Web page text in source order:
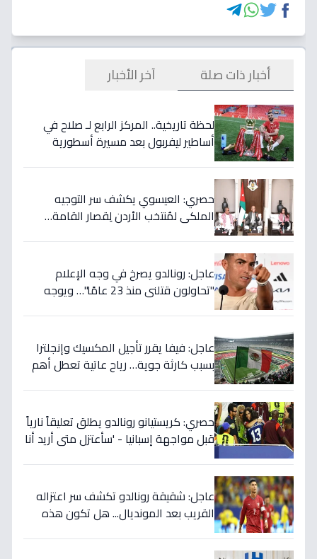
أخبار ذات صلة آخر الأخبار
لحظة تاريخية.. المركز الرابع لـ صلاح في
أساطير ليفربول بعد مسيرة أسطورية
حصري: العيسوي يكشف سر التوجيه
الملكي لمُنتخب الأردن لِقصار القامة…
عاجل: رونالدو يصرخ في وجه الإعلام
"تحاولون قتلني منذ 23 عامًا"… ويوجه
عاجل: فيفا يقرر تأجيل المكسيك وإنجلترا
بسبب كارثة جوية… رياح عاتية تعطل أهم
حصري: كريستيانو رونالدو يطلق تعليقاً نارياً
قبل مواجهة إسبانيا - 'سأعتزل متى أريد أنا
عاجل: شقيقة رونالدو تكشف سر اعتزاله
القريب بعد المونديال... هل تكون هذه